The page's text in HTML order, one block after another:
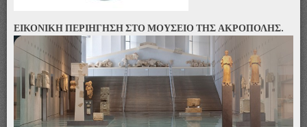
ΕΙΚΟΝΙΚΗ ΠΕΡΙΗΓΗΣΗ ΣΤΟ ΜΟΥΣΕΙΟ ΤΗΣ ΑΚΡΟΠΟΛΗΣ.